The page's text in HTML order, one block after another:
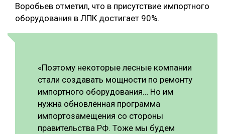
Воробьев отметил, что в присутствие импортного
оборудования в ЛПК достигает 90%.
«Поэтому некоторые лесные компании
стали создавать мощности по ремонту
импортного оборудования… Но им
нужна обновлённая программа
импортозамещения со стороны
правительства РФ. Тоже мы будем